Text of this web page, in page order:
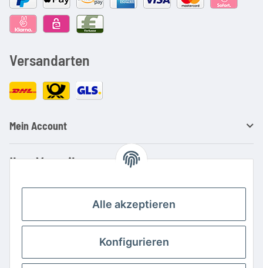
Versandarten
Mein Account
Ihre Vorteile
Kauf auf Rechnung
Große Auswahl an Netzteilen und Ladegeräten
Schnelle Lieferung
Alle akzeptieren
Konfigurieren